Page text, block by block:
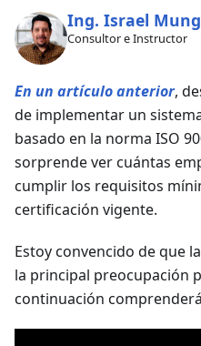
Ing. Israel
Consultor e Instructor
En un artículo anterior,
de implementar un
basado en la norma ISO
sorprende ver cuántas
cumplir los requisitos
certificación vigente.
Estoy convencido de que
la principal preocupación
continuación